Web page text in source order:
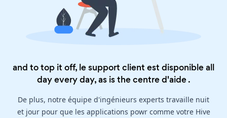
and to top it off, le support client est disponible all
day every day, as is thecentre d'aide.
De plus, notre équipe d'ingénieurs experts travaille nuit
et jour pour que les applications powr comme votre Hive